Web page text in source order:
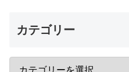
カテゴリー